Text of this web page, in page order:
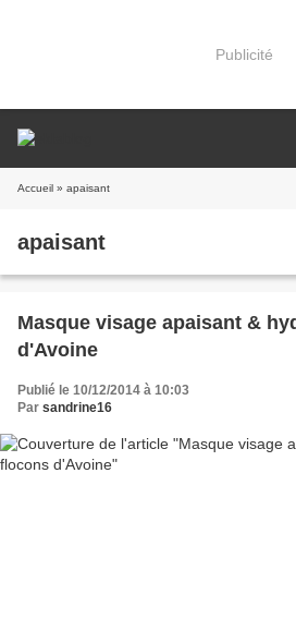
Publicité
Accueil » apaisant
apaisant
Masque visage apaisant &
d'Avoine
Publié le 10/12/2014 à 10:03
Par sandrine16